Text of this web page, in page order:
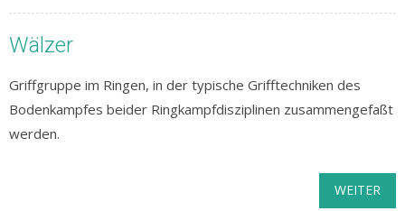
Wälzer
Griffgruppe im Ringen, in der typische Grifftechniken des
Bodenkampfes beider Ringkampfdisziplinen zusammengefaßt
werden.
WEITER